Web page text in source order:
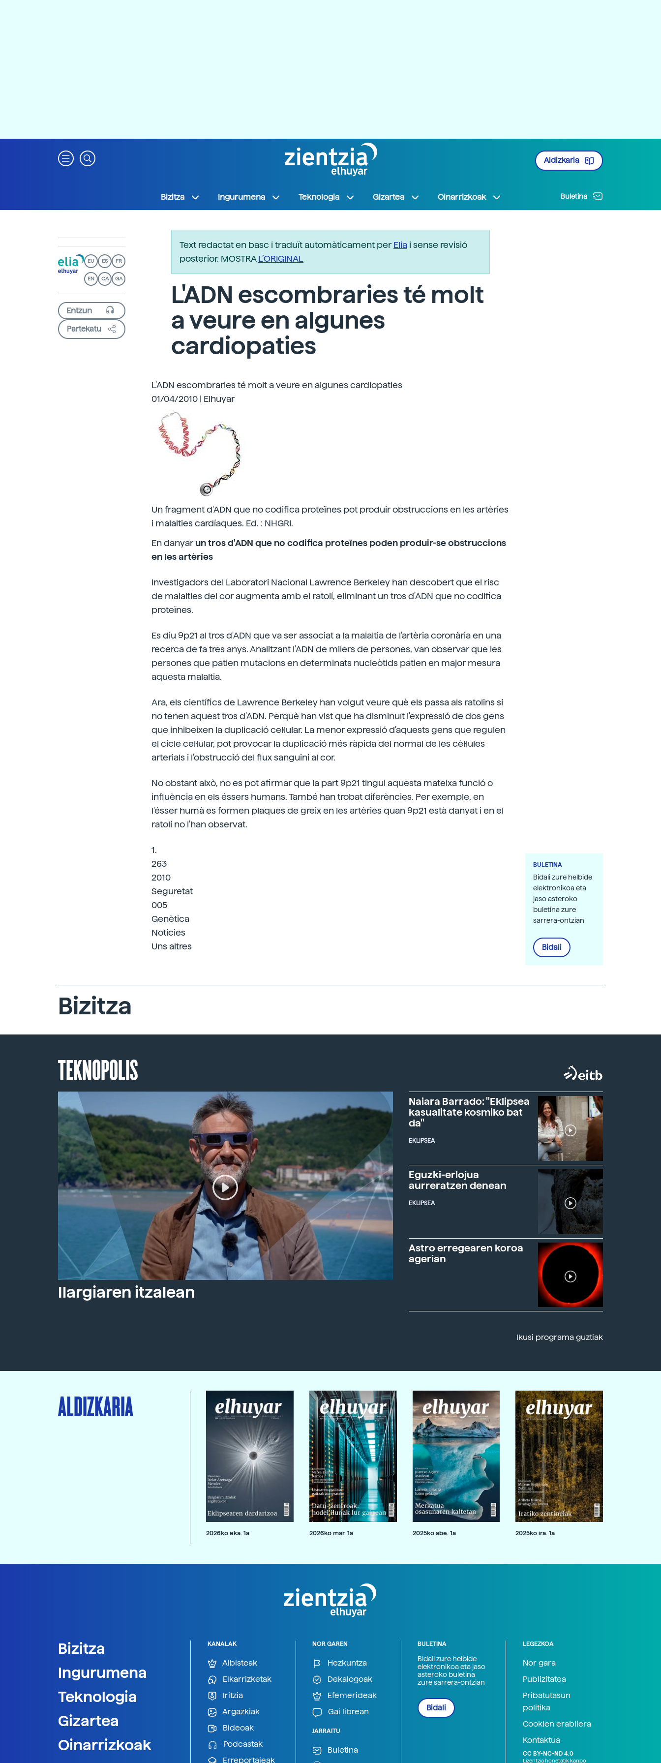
Aldizkaria
Bizitza Ingurumena Teknologia Gizartea Oinarrizkoak Buletina
EU ES FR
EN CA GA
Partekatu
Text redactat en basc i traduït automàticament perElia i sense revisió
posterior. MOSTRAL’ORIGINAL
L'ADN escombraries té molt
a veure en algunes
cardiopaties
L'ADN escombraries té molt a veure en algunes cardiopaties
01/04/2010 | Elhuyar
Un fragment d'ADN que no codifica proteïnes pot produir obstruccions en les artèries
i malalties cardíaques. Ed. : NHGRI.
En danyarun tros d'ADN que no codifica proteïnes poden produir-se obstruccions
en les artèries
Investigadors del Laboratori Nacional Lawrence Berkeley han descobert que el risc
de malalties del cor augmenta amb el ratolí, eliminant un tros d'ADN que no codifica
proteïnes.
Es diu 9p21 al tros d'ADN que va ser associat a la malaltia de l'artèria coronària en una
recerca de fa tres anys. Analitzant l'ADN de milers de persones, van observar que les
persones que patien mutacions en determinats nucleòtids patien en major mesura
aquesta malaltia.
Ara, els científics de Lawrence Berkeley han volgut veure què els passa als ratolins si
no tenen aquest tros d'ADN. Perquè han vist que ha disminuït l'expressió de dos gens
que inhibeixen la duplicació cel·lular. La menor expressió d'aquests gens que regulen
el cicle cel·lular, pot provocar la duplicació més ràpida del normal de les cèl·lules
arterials i l'obstrucció del flux sanguini al cor.
No obstant això, no es pot afirmar que la part 9p21 tingui aquesta mateixa funció o
influència en els éssers humans. També han trobat diferències. Per exemple, en
l'ésser humà es formen plaques de greix en les artèries quan 9p21 està danyat i en el
ratolí no l'han observat.
1.
263
2010
Seguretat
005
Genètica
Notícies
Uns altres
BULETINA
Bidali zure helbide
elektronikoa eta
jaso asteroko
buletina zure
sarrera-ontzian
Bidali
Bizitza
TEKNOPOLIS
Ilargiaren itzalean
Naiara Barrado: "Eklipsea
kasualitate kosmiko bat
da"
EKLIPSEA
Eguzki-erlojua
aurreratzen denean
EKLIPSEA
Astro erregearen koroa
agerian
Ikusi programa guztiak
ALDIZKARIA
2026ko eka. 1a 2026ko mar. 1a 2025ko abe. 1a 2025ko ira. 1a
Bizitza
Ingurumena
Teknologia
Gizartea
Oinarrizkoak
KANALAK
Albisteak
Elkarrizketak
Iritzia
Argazkiak
Bideoak
Podcastak
Erreportajeak
NOR GAREN
Hezkuntza
Dekalogoak
Efemerideak
Gai librean
JARRAITU
Buletina
BULETINA
Bidali zure helbide
elektronikoa eta jaso
asteroko buletina
zure sarrera-ontzian
Bidali
LEGEZKOA
Nor gara
Publizitatea
Pribatutasun
politika
Cookien erabilera
Kontaktua
CC BY-NC-ND 4.0
Lizentzia honetatik kanpo